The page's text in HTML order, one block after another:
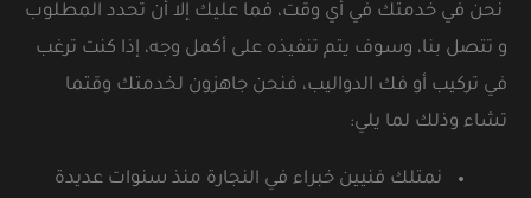
نحن في خدمتك في أي وقت، فما عليك إلا أن تحدد المطلوب
و تتصل بنا، وسوف يتم تنفيذه على أكمل وجه، إذا كنت ترغب
في تركيب أو فك الدواليب، فنحن جاهزون لخدمتك وقتما
تشاء وذلك لما يلي:
نمتلك فنيين خبراء في النجارة منذ سنوات عديدة